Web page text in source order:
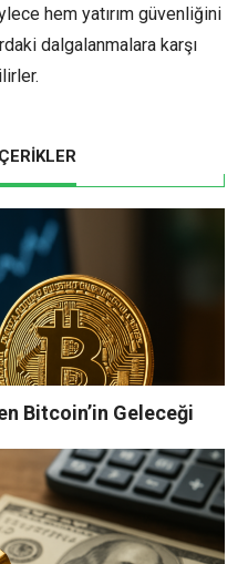
hem yatırım güvenliğini
dalgalanmalara karşı
Bitcoin’in Geleceği